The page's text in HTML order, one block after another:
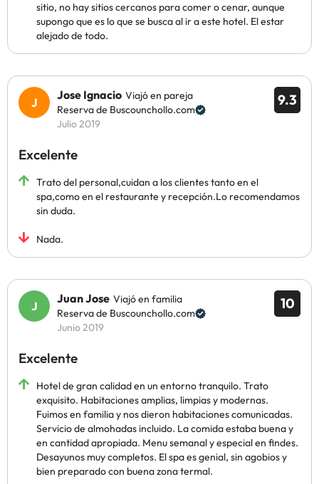
sitio, no hay sitios cercanos para comer o cenar, aunque
supongo que es lo que se busca al ir a este hotel. El estar
alejado de todo.
9.3
Jose Ignacio Viajó en pareja
Reserva de Buscounchollo.com
Julio 2019
Excelente
Trato del personal,cuidan a los clientes tanto en el
spa,como en el restaurante y recepción.Lo recomendamos
sin duda.
Nada.
10
Juan Jose Viajó en familia
Reserva de Buscounchollo.com
Junio 2019
Excelente
Hotel de gran calidad en un entorno tranquilo. Trato
exquisito. Habitaciones amplias, limpias y modernas.
Fuimos en familia y nos dieron habitaciones comunicadas.
Servicio de almohadas incluido. La comida estaba buena y
en cantidad apropiada. Menu semanal y especial en findes.
Desayunos muy completos. El spa es genial, sin agobios y
bien preparado con buena zona termal.